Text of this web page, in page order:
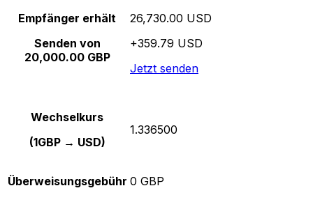
Empfänger erhält
Senden von
20,000.00 GBP
26,730.00 USD
+359.79 USD
Jetzt senden
Wechselkurs
(1GBP → USD)
1.336500
Überweisungsgebühr 0 GBP